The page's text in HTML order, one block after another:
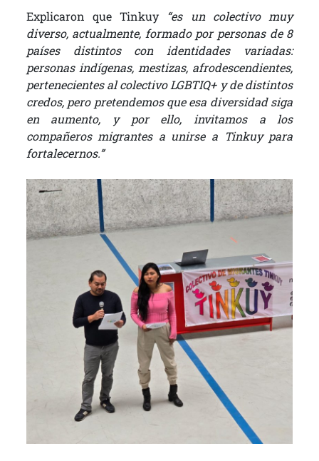
Explicaron que Tinkuy “es un colectivo muy
diverso, actualmente, formado por personas de 8
países distintos con identidades variadas:
personas indígenas, mestizas, afrodescendientes,
pertenecientes al colectivo LGBTIQ+ y de distintos
credos, pero pretendemos que esa diversidad siga
en aumento, y por ello, invitamos a los
compañeros migrantes a unirse a Tinkuy para
fortalecernos.”